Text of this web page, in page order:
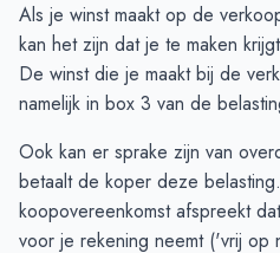
Als je winst maakt op de
kan het zijn dat je te maken
De winst die je maakt bij de
namelijk in box 3 van de
Ook kan er sprake zijn van
betaalt de koper deze
koopovereenkomst afspreekt
voor je rekening neemt ('vrij op